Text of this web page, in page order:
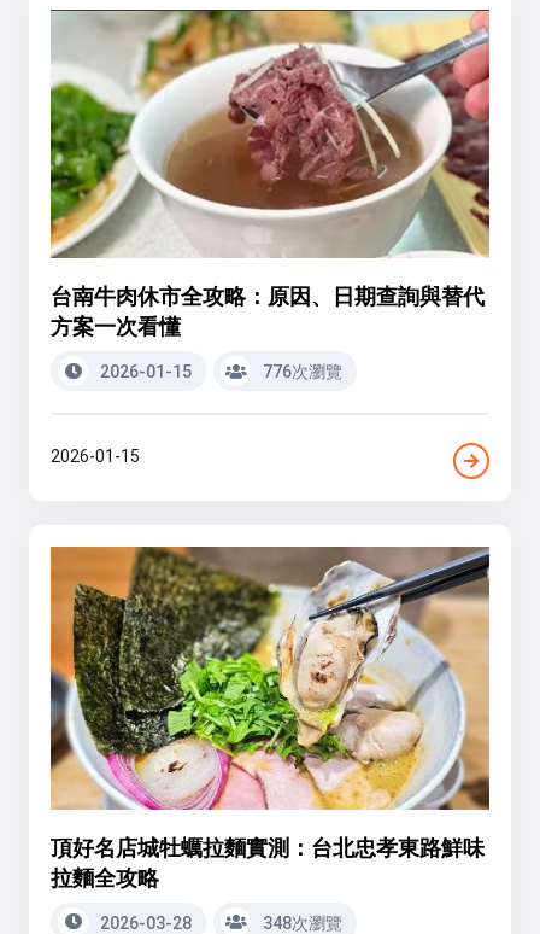
台南牛肉休市全攻略：原因、日期查詢與替代
方案一次看懂
2026-01-15 776次瀏覽
2026-01-15
頂好名店城牡蠣拉麵實測：台北忠孝東路鮮味
拉麵全攻略
2026-03-28 348次瀏覽